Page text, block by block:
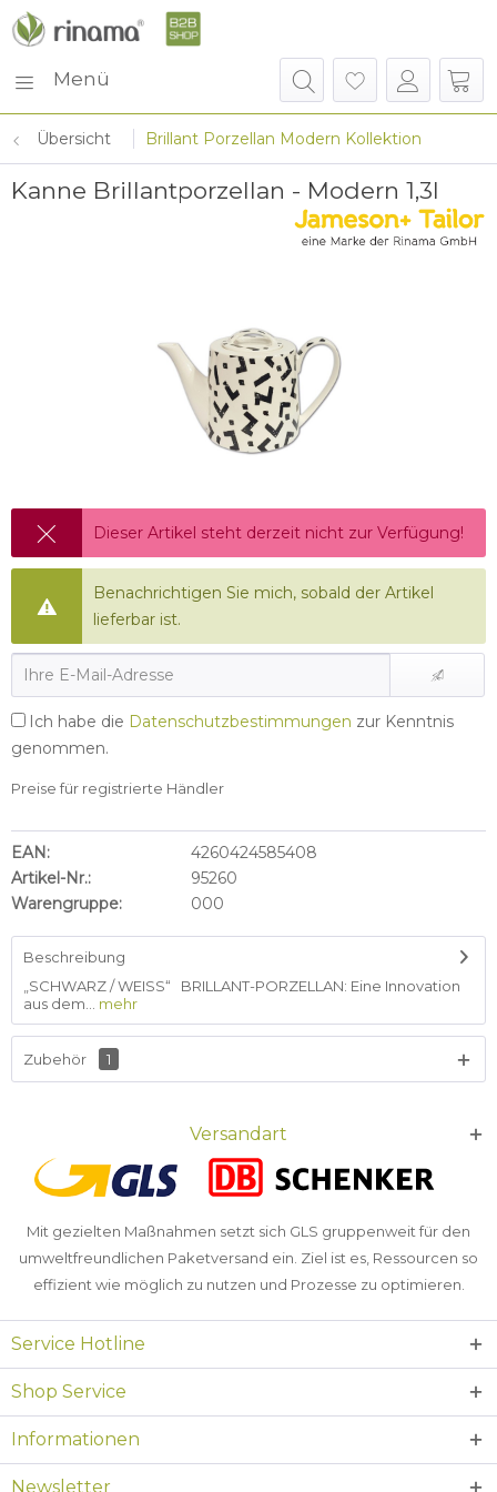
Menü
Übersicht Brillant Porzellan Modern Kollektion
Kanne Brillantporzellan - Modern 1,3l
Dieser Artikel steht derzeit nicht zur Verfügung!
Benachrichtigen Sie mich, sobald der Artikel
lieferbar ist.
Ich habe die Datenschutzbestimmungen zur Kenntnis
genommen.
Preise für registrierte Händler
EAN:
4260424585408
Artikel-Nr.:
95260
Warengruppe:
000
Beschreibung
„SCHWARZ / WEISS“ BRILLANT-PORZELLAN: Eine Innovation
aus dem...
mehr
Zubehör 1
Versandart
Mit gezielten Maßnahmen setzt sich GLS gruppenweit für den
umweltfreundlichen Paketversand ein. Ziel ist es, Ressourcen so
effizient wie möglich zu nutzen und Prozesse zu optimieren.
Service Hotline
Shop Service
Informationen
Newsletter